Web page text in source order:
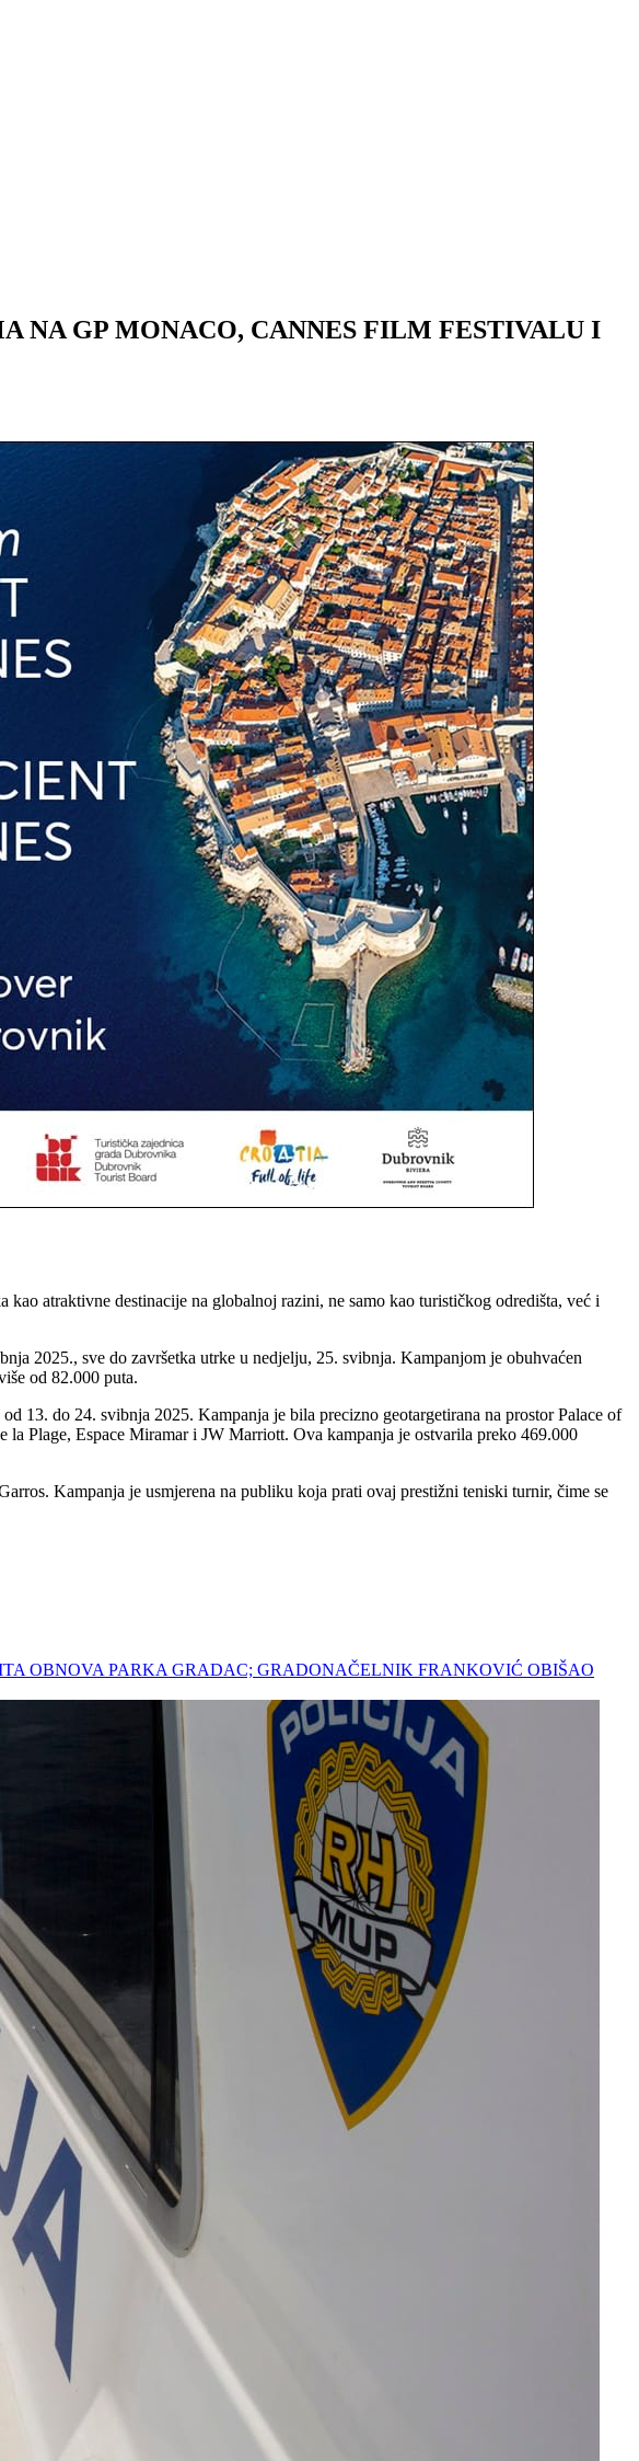
NA GP MONACO, CANNES FILM FESTIVALU I
atraktivne destinacije na globalnoj razini, ne samo kao turističkog odredišta, već i
2025., sve do završetka utrke u nedjelju, 25. svibnja. Kampanjom je obuhvaćen
od 82.000 puta.
13. do 24. svibnja 2025. Kampanja je bila precizno geotargetirana na prostor Palace of
la Plage, Espace Miramar i JW Marriott. Ova kampanja je ostvarila preko 469.000
Kampanja je usmjerena na publiku koja prati ovaj prestižni teniski turnir, čime se
OBNOVA PARKA GRADAC; GRADONAČELNIK FRANKOVIĆ OBIŠAO